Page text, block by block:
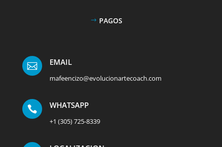
PAGOS
 EMAIL
mafeencizo@evolucionartecoach.com
 WHATSAPP
+1 (305) 725-8339